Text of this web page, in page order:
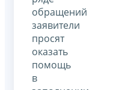
обращений
заявители
просят
оказать
помощь
в